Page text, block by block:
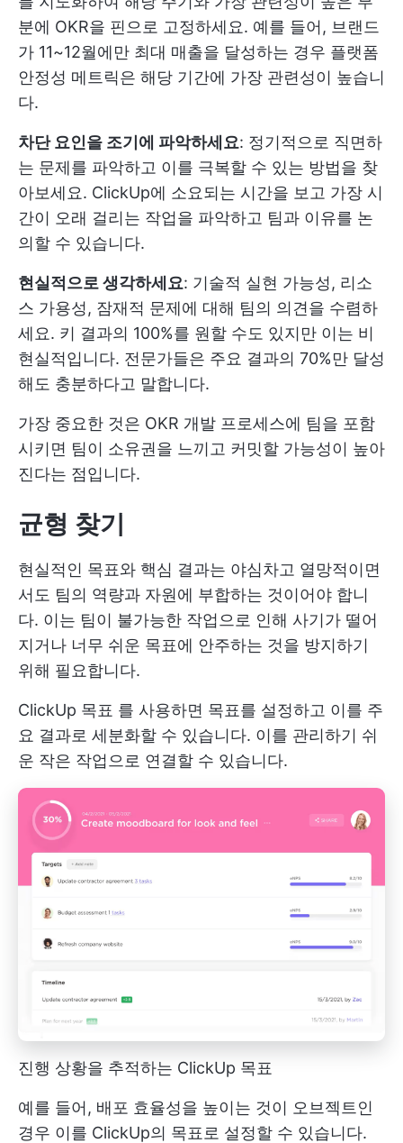
분에 OKR을 핀으로 고정하세요. 예를 들어, 브랜드
가 11~12월에만 최대 매출을 달성하는 경우 플랫폼
안정성 메트릭은 해당 기간에 가장 관련성이 높습니
다.
차단 요인을 조기에 파악하세요: 정기적으로 직면하
는 문제를 파악하고 이를 극복할 수 있는 방법을 찾
아보세요. ClickUp에 소요되는 시간을 보고 가장 시
간이 오래 걸리는 작업을 파악하고 팀과 이유를 논
의할 수 있습니다.
현실적으로 생각하세요: 기술적 실현 가능성, 리소
스 가용성, 잠재적 문제에 대해 팀의 의견을 수렴하
세요. 키 결과의 100%를 원할 수도 있지만 이는 비
현실적입니다. 전문가들은 주요 결과의 70%만 달성
해도 충분하다고 말합니다.
가장 중요한 것은 OKR 개발 프로세스에 팀을 포함
시키면 팀이 소유권을 느끼고 커밋할 가능성이 높아
진다는 점입니다.
균형 찾기
현실적인 목표와 핵심 결과는 야심차고 열망적이면
서도 팀의 역량과 자원에 부합하는 것이어야 합니
다. 이는 팀이 불가능한 작업으로 인해 사기가 떨어
지거나 너무 쉬운 목표에 안주하는 것을 방지하기
위해 필요합니다.
ClickUp 목표 를 사용하면 목표를 설정하고 이를 주
요 결과로 세분화할 수 있습니다. 이를 관리하기 쉬
운 작은 작업으로 연결할 수 있습니다.
진행 상황을 추적하는 ClickUp 목표
예를 들어, 배포 효율성을 높이는 것이 오브젝트인
경우 이를 ClickUp의 목표로 설정할 수 있습니다.